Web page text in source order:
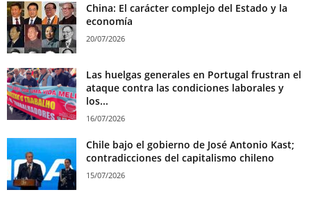
China: El carácter complejo del Estado y la
economía
20/07/2026
Las huelgas generales en Portugal frustran el
ataque contra las condiciones laborales y
los...
16/07/2026
Chile bajo el gobierno de José Antonio Kast;
contradicciones del capitalismo chileno
15/07/2026